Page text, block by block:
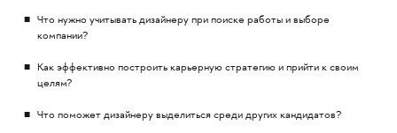
Что нужно учитывать дизайнеру при поиске работы и выборе
компании?
Как эффективно построить карьерную стратегию и прийти к своим
целям?
Что поможет дизайнеру выделиться среди других кандидатов?